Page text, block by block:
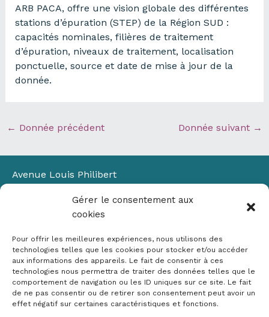
Gérer le consentement aux
cookies
Pour offrir les meilleures expériences, nous utilisons des
technologies telles que les cookies pour stocker et/ou accéder
aux informations des appareils. Le fait de consentir à ces
technologies nous permettra de traiter des données telles que le
comportement de navigation ou les ID uniques sur ce site. Le fait
de ne pas consentir ou de retirer son consentement peut avoir un
effet négatif sur certaines caractéristiques et fonctions.
ARB PACA, offre une vision globale des différentes
stations d’épuration (STEP) de la Région SUD :
capacités nominales, filières de traitement
d’épuration, niveaux de traitement, localisation
ponctuelle, source et date de mise à jour de la
donnée.
← Donnée précédent Donnée suivant →
Avenue Louis Philibert
Bâtiment Laennec
13100 Aix-en-Provence
✉ contact@crige-paca.org